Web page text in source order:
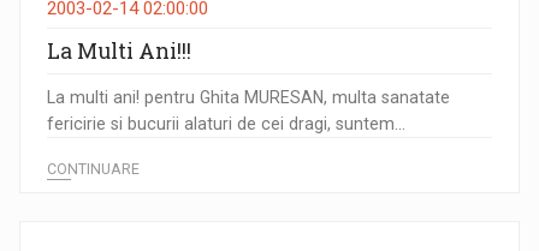
2003-02-14 02:00:00
La Multi Ani!!!
La multi ani! pentru Ghita MURESAN, multa sanatate
fericirie si bucurii alaturi de cei dragi, suntem...
CONTINUARE